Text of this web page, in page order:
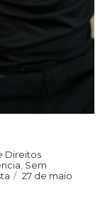
Direitos
, Sem
27 de maio